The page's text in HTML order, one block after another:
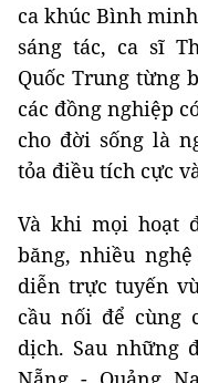
ca khúc Bình
sáng tác, ca sĩ
Quốc Trung từng
các đồng nghiệp
cho đời sống là
tỏa điều tích cực
Và khi mọi hoạt
băng, nhiều
diễn trực tuyến
cầu nối để cùng
dịch. Sau những